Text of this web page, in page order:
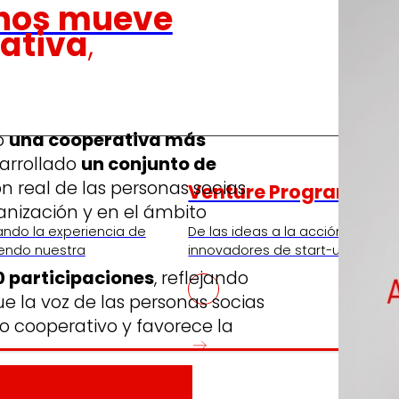
mueve
la experiencia de
nuestra
Venture Program
De las ideas a la acción,
innovadores de start-ups que
,
una cooperativa más
un conjunto de
de las personas socias
y en el ámbito
participaciones, reflejando
la voz de las personas socias
cooperativo y favorece la